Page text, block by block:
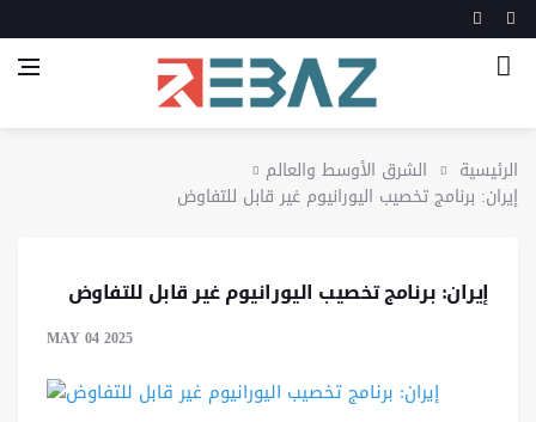
الرئيسية
الشرق الأوسط والعالم
إيران: برنامج تخصيب اليورانيوم غير قابل للتفاوض
إيران: برنامج تخصيب اليورانيوم غير قابل للتفاوض
MAY 04 2025